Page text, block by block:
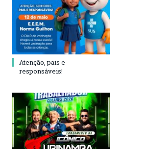
Atenção, pais e
responsáveis!